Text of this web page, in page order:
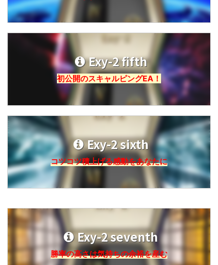
Exy-2 fifth
初公開のスキャルピングEA！
Exy-2 sixth
コツコツ積上げる感動をあなたに
Exy-2 seventh
勝率の高さは気持ちの余裕を産む